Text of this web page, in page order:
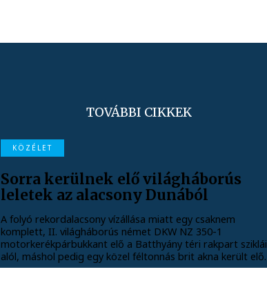
TOVÁBBI CIKKEK
KÖZÉLET
Sorra kerülnek elő világháborús
leletek az alacsony Dunából
A folyó rekordalacsony vízállása miatt egy csaknem
komplett, II. világháborús német DKW NZ 350-1
motorkerékpárbukkant elő a Batthyány téri rakpart sziklái
alól, máshol pedig egy közel féltonnás brit akna került elő.